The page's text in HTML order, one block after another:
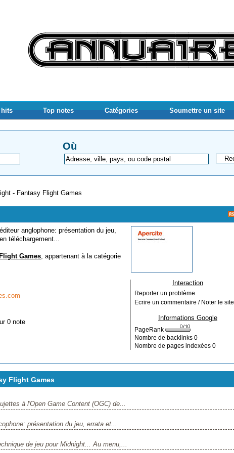
hits Top notes Catégories Soumettre un site
Où
- Fantasy Flight Games
anglophone: présentation du jeu,
téléchargement...
Games, appartenant à la catégorie
0 note
Interaction
Reporter un problème
Ecrire un commentaire / Noter le site
Informations Google
PageRank
Nombre de backlinks 0
Nombre de pages indexées 0
Flight Games
à l'Open Game Content (OGC) de...
présentation du jeu, errata et...
de jeu pour Midnight... Au menu,...